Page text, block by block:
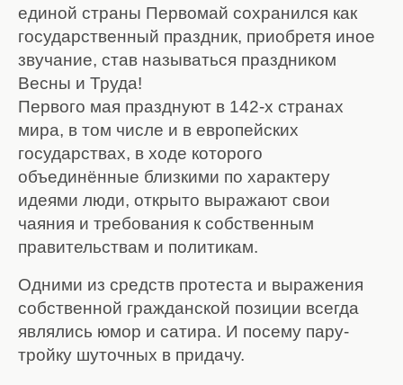
единой страны Первомай сохранился как
государственный праздник, приобретя иное
звучание, став называться праздником
Весны и Труда!
Первого мая празднуют в 142-х странах
мира, в том числе и в европейских
государствах, в ходе которого
объединённые близкими по характеру
идеями люди, открыто выражают свои
чаяния и требования к собственным
правительствам и политикам.
Одними из средств протеста и выражения
собственной гражданской позиции всегда
являлись юмор и сатира. И посему пару-
тройку шуточных в придачу.